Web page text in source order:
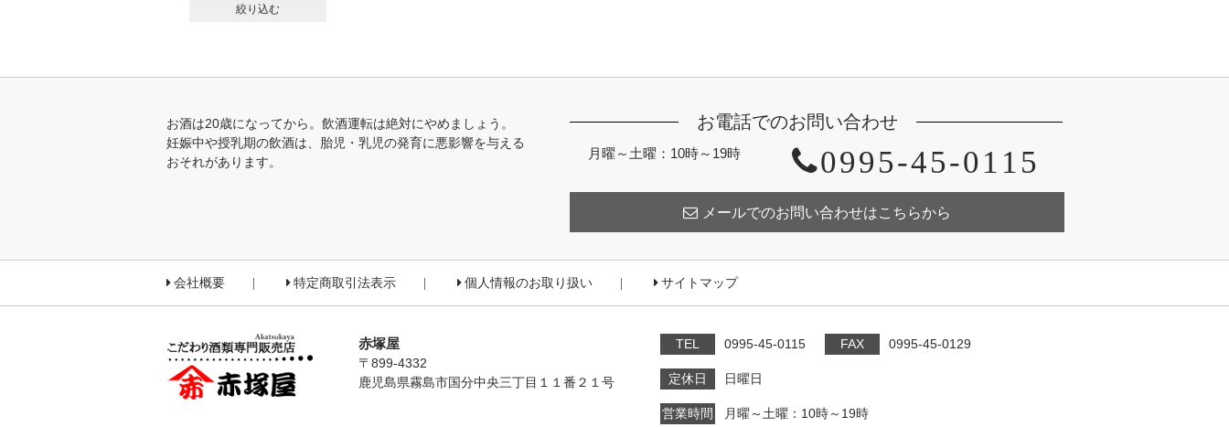
絞り込む
お酒は20歳になってから。飲酒運転は絶対にやめましょう。
妊娠中や授乳期の飲酒は、胎児・乳児の発育に悪影響を与える
おそれがあります。
お電話でのお問い合わせ
月曜～土曜：10時～19時 0995-45-0115
メールでのお問い合わせはこちらから
会社概要 特定商取引法表示 個人情報のお取り扱い サイトマップ
赤塚屋
〒899-4332
鹿児島県霧島市国分中央三丁目１１番２１号
TEL 0995-45-0115 FAX 0995-45-0129
定休日 日曜日
営業時間 月曜～土曜：10時～19時